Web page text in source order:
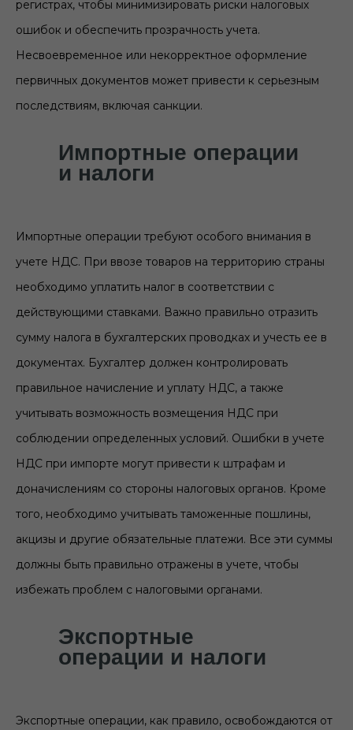
регистрах, чтобы минимизировать риски налоговых
ошибок и обеспечить прозрачность учета.
Несвоевременное или некорректное оформление
первичных документов может привести к серьезным
последствиям, включая санкции.
Импортные операции
и налоги
Импортные операции требуют особого внимания в
учете НДС. При ввозе товаров на территорию страны
необходимо уплатить налог в соответствии с
действующими ставками. Важно правильно отразить
сумму налога в бухгалтерских проводках и учесть ее в
документах. Бухгалтер должен контролировать
правильное начисление и уплату НДС, а также
учитывать возможность возмещения НДС при
соблюдении определенных условий. Ошибки в учете
НДС при импорте могут привести к штрафам и
доначислениям со стороны налоговых органов. Кроме
того, необходимо учитывать таможенные пошлины,
акцизы и другие обязательные платежи. Все эти суммы
должны быть правильно отражены в учете, чтобы
избежать проблем с налоговыми органами.
Экспортные
операции и налоги
Экспортные операции, как правило, освобождаются от